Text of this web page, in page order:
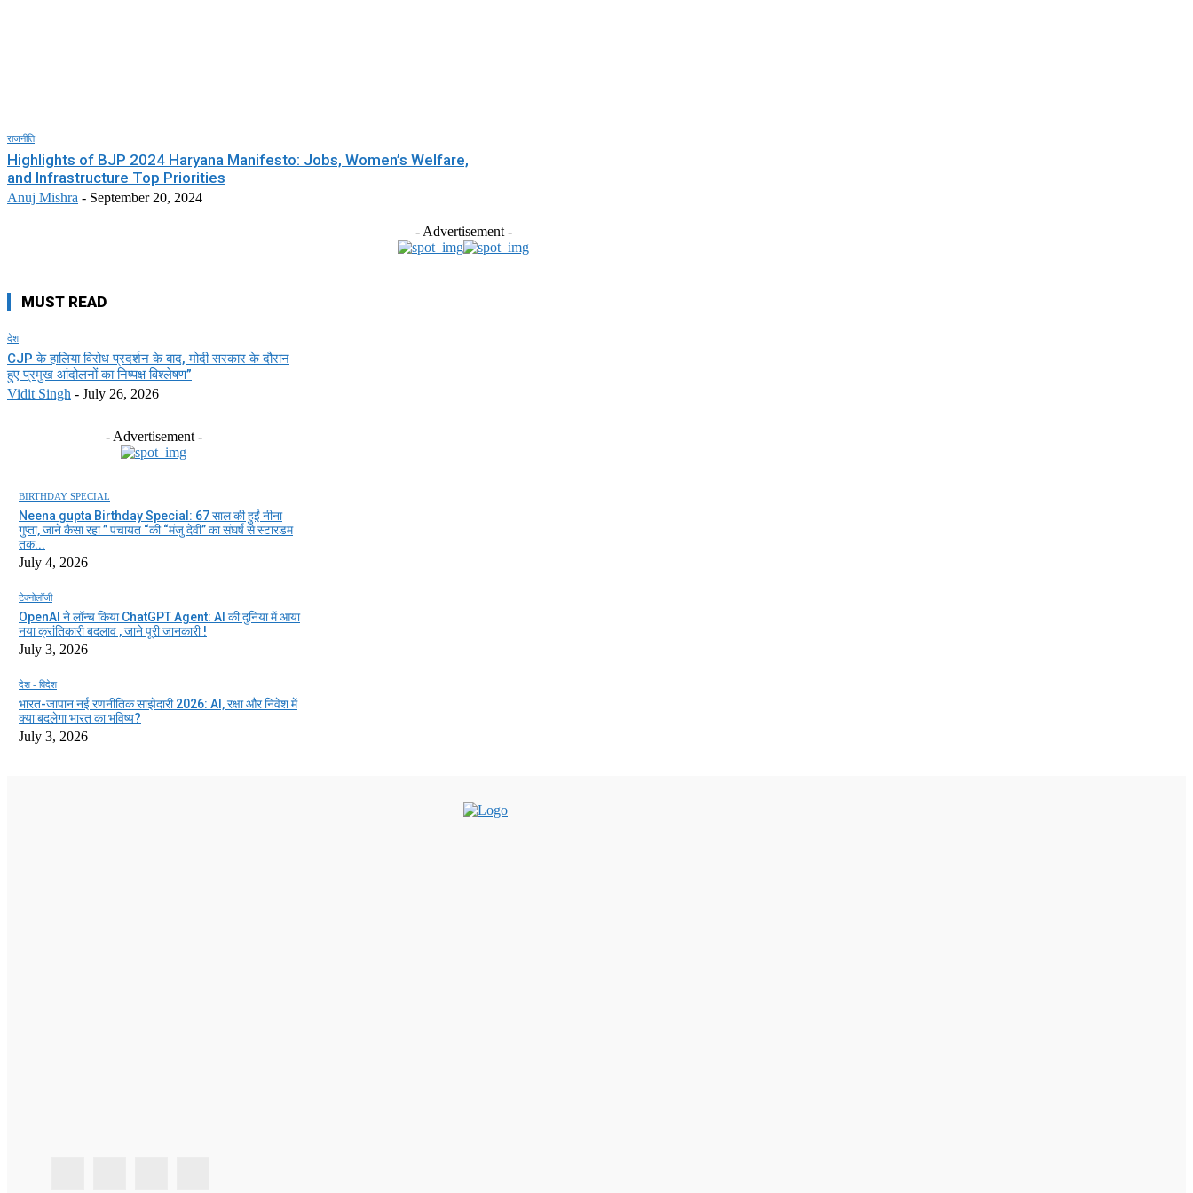
राजनीति
Highlights of BJP 2024 Haryana Manifesto: Jobs, Women’s Welfare,
and Infrastructure Top Priorities
Anuj Mishra - September 20, 2024
- Advertisement -
MUST READ
देश
CJP के हालिया विरोध प्रदर्शन के बाद, मोदी सरकार के दौरान
हुए प्रमुख आंदोलनों का निष्पक्ष विश्लेषण”
Vidit Singh - July 26, 2026
- Advertisement -
BIRTHDAY SPECIAL
Neena gupta Birthday Special: 67 साल की हुईं नीना
गुप्ता, जाने कैसा रहा ” पंचायत “की “मंजु देवी” का संघर्ष से स्टारडम
तक...
July 4, 2026
टेक्नोलॉजी
OpenAI ने लॉन्च किया ChatGPT Agent: AI की दुनिया में आया
नया क्रांतिकारी बदलाव , जाने पूरी जानकारी !
July 3, 2026
देश - विदेश
भारत-जापान नई रणनीतिक साझेदारी 2026: AI, रक्षा और निवेश में
क्या बदलेगा भारत का भविष्य?
July 3, 2026